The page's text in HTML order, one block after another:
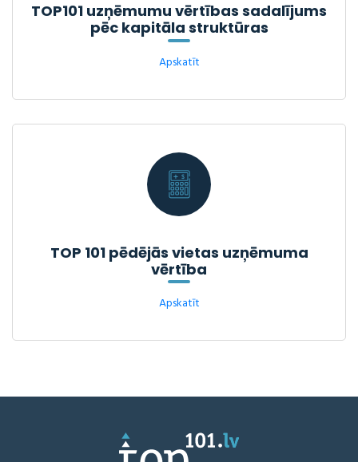
TOP101 uzņēmumu vērtības sadalījums
pēc kapitāla struktūras
Apskatīt
TOP 101 pēdējās vietas uzņēmuma
vērtība
Apskatīt